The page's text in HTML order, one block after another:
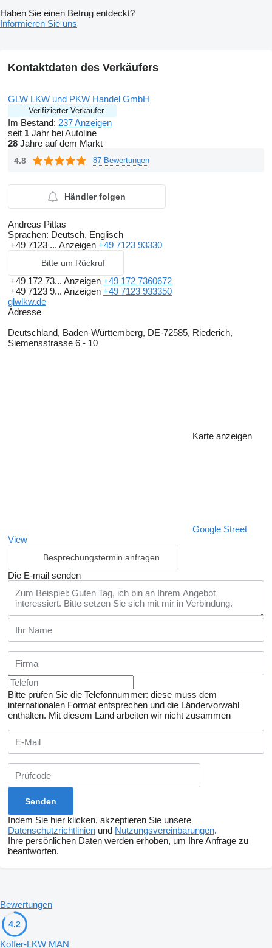
Haben Sie einen Betrug entdeckt?
Informieren Sie uns
Kontaktdaten des Verkäufers
GLW LKW und PKW Handel GmbH
Verifizierter Verkäufer
Im Bestand: 237 Anzeigen
seit 1 Jahr bei Autoline
28 Jahre auf dem Markt
4.8 87 Bewertungen
Händler folgen
Andreas Pittas
Sprachen: Deutsch, Englisch
+49 7123 ... Anzeigen +49 7123 93330
Bitte um Rückruf
+49 172 73... Anzeigen +49 172 7360672
+49 7123 9... Anzeigen +49 7123 933350
glwlkw.de
Adresse
Deutschland, Baden-Württemberg, DE-72585, Riederich,
Siemensstrasse 6 - 10
Karte anzeigen
Google Street
View
Besprechungstermin anfragen
Die E-mail senden
Bitte prüfen Sie die Telefonnummer: diese muss dem
internationalen Format entsprechen und die Ländervorwahl
enthalten. Mit diesem Land arbeiten wir nicht zusammen
Indem Sie hier klicken, akzeptieren Sie unsere
Datenschutzrichtlinien und Nutzungsvereinbarungen.
Ihre persönlichen Daten werden erhoben, um Ihre Anfrage zu
beantworten.
Bewertungen
4.2
Koffer-LKW MAN